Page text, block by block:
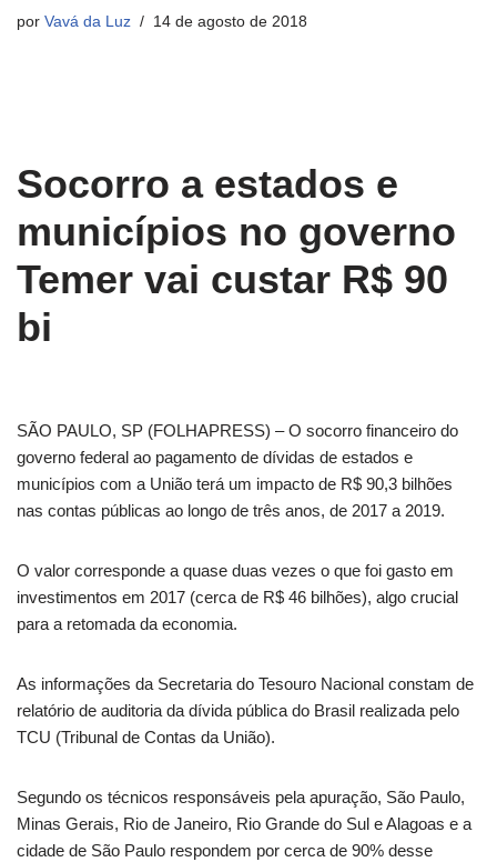
por Vavá da Luz 14 de agosto de 2018
Socorro a estados e
municípios no governo
Temer vai custar R$ 90
bi
SÃO PAULO, SP (FOLHAPRESS) – O socorro financeiro do
governo federal ao pagamento de dívidas de estados e
municípios com a União terá um impacto de R$ 90,3 bilhões
nas contas públicas ao longo de três anos, de 2017 a 2019.
O valor corresponde a quase duas vezes o que foi gasto em
investimentos em 2017 (cerca de R$ 46 bilhões), algo crucial
para a retomada da economia.
As informações da Secretaria do Tesouro Nacional constam de
relatório de auditoria da dívida pública do Brasil realizada pelo
TCU (Tribunal de Contas da União).
Segundo os técnicos responsáveis pela apuração, São Paulo,
Minas Gerais, Rio de Janeiro, Rio Grande do Sul e Alagoas e a
cidade de São Paulo respondem por cerca de 90% desse